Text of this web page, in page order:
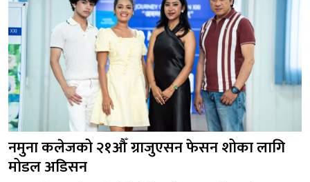
नमुना कलेजको २१औँ ग्राजुएसन फेसन शोका लागि
मोडल अडिसन